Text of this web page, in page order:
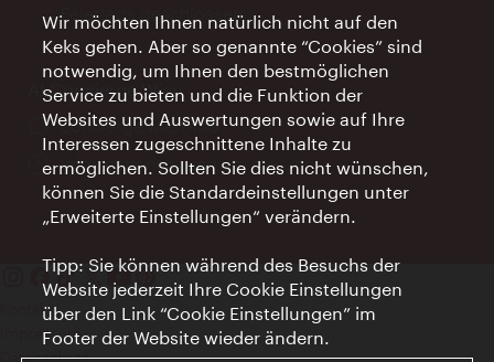
Feiertags geschlossen
AI Concierge Wien
Ort:
concierge.wien.info
Öffnungszeiten:
Informationen rund um die Uhr
Kontakt
Impressum
Datenschutz
Wir möchten Ihnen natürlich nicht auf den
Keks gehen. Aber so genannte “Cookies” sind
notwendig, um Ihnen den bestmöglichen
Service zu bieten und die Funktion der
Websites und Auswertungen sowie auf Ihre
Interessen zugeschnittene Inhalte zu
ermöglichen. Sollten Sie dies nicht wünschen,
können Sie die Standardeinstellungen unter
„Erweiterte Einstellungen“ verändern.
Tipp: Sie können während des Besuchs der
Website jederzeit Ihre Cookie Einstellungen
über den Link “Cookie Einstellungen” im
Footer der Website wieder ändern.